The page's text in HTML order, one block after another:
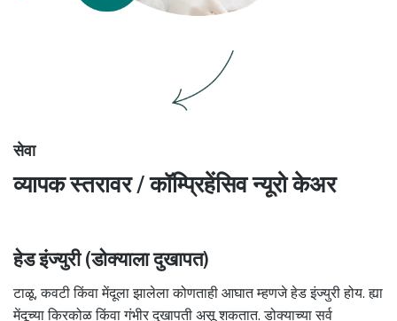
सेवा
व्यापक स्तरावर / कॉम्प्रिहेंसिव न्यूरो केअर
हेड इंज्युरी (डोक्याला दुखापत)
टाळू, कवटी किंवा मेंदूला झालेला कोणताही आघात म्हणजे हेड इंज्युरी होय. ह्या
मेंदूच्या किरकोळ किंवा गंभीर दुखापती असू शकतात. डोक्याच्या सर्व